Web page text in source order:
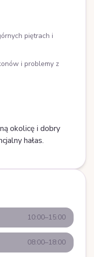
piętrach i
i problemy z
okolicę i dobry
hałas.
10:00–15:00
08:00–18:00